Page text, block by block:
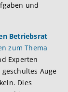
und
Betriebsrat
zum Thema
Experten
Auge
Dies